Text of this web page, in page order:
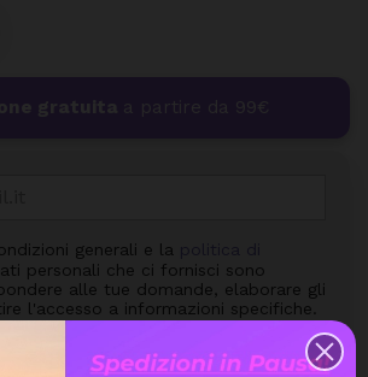
generali e la
personali che ci fornisci sono
alle tue domande, elaborare gli
l'accesso a informazioni specifiche.
e cancellare tutte le
che si trovano nella pagina "Il